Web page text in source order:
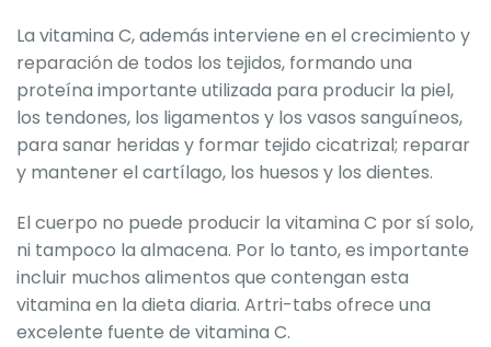
La vitamina C, además interviene en el crecimiento y
reparación de todos los tejidos, formando una
proteína importante utilizada para producir la piel,
los tendones, los ligamentos y los vasos sanguíneos,
para sanar heridas y formar tejido cicatrizal; reparar
y mantener el cartílago, los huesos y los dientes.
El cuerpo no puede producir la vitamina C por sí solo,
ni tampoco la almacena. Por lo tanto, es importante
incluir muchos alimentos que contengan esta
vitamina en la dieta diaria. Artri-tabs ofrece una
excelente fuente de vitamina C.